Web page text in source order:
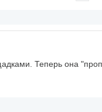
Теперь она